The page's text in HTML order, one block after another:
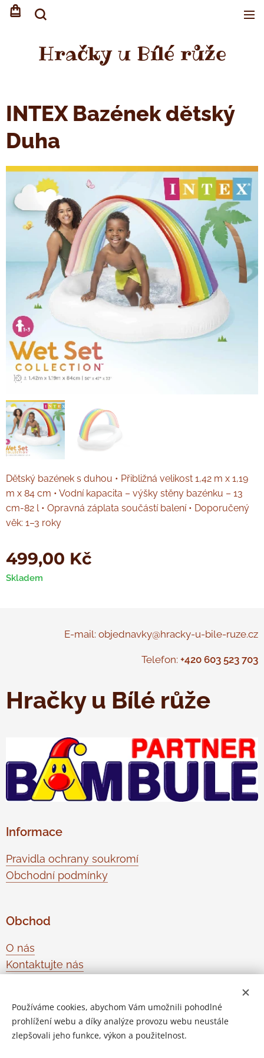
Hračky u Bílé růže
INTEX Bazének dětský
Duha
Dětský bazének s duhou • Přibližná velikost 1,42 m x 1,19
m x 84 cm • Vodní kapacita – výšky stěny bazénku – 13
cm-82 l • Opravná záplata součástí balení • Doporučený
věk: 1–3 roky
499,00 Kč
Skladem
E-mail: objednavky@hracky-u-bile-ruze.cz
Telefon: +420 603 523 703
Hračky u Bílé růže
Informace
Pravidla ochrany soukromí
Obchodní podmínky
Obchod
O nás
Kontaktujte nás
Vytvořeno službouWebnode Cookies
Používáme cookies, abychom Vám umožnili pohodlné
prohlížení webu a díky analýze provozu webu neustále
zlepšovali jeho funkce, výkon a použitelnost.